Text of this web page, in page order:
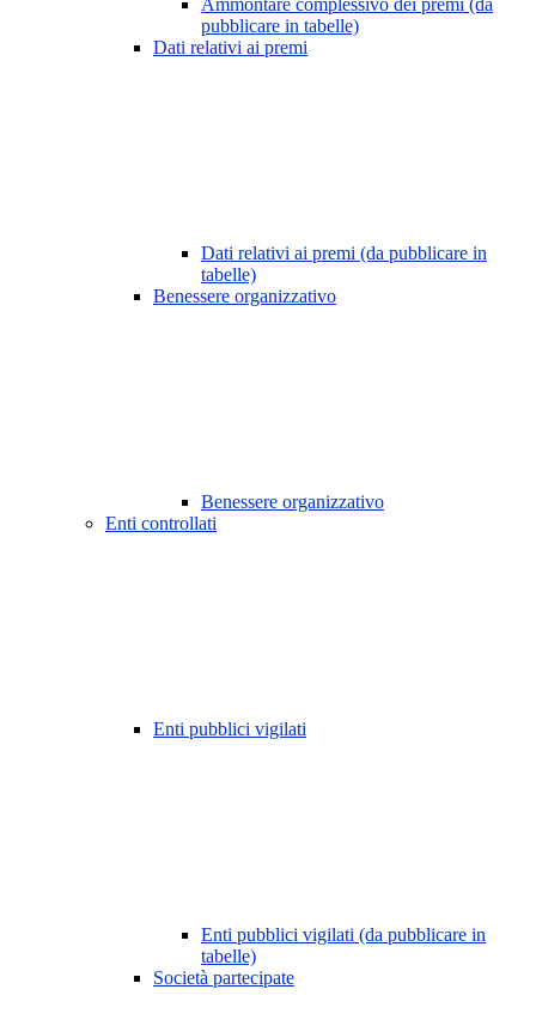
Ammontare complessivo dei premi (da
pubblicare in tabelle)
Dati relativi ai premi
Dati relativi ai premi (da pubblicare in
tabelle)
Benessere organizzativo
Benessere organizzativo
Enti controllati
Enti pubblici vigilati
Enti pubblici vigilati (da pubblicare in
tabelle)
Società partecipate